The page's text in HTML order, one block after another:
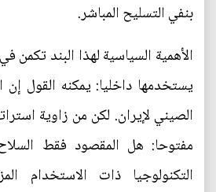
بنفي التسليح المباشر.
الأهمية السياسية لهذا البند تكمن
يستخدمها داخليا: يمكنه القول
الصيني لإيران. لكن من زاوية
مفتوحا: هل المقصود فقط
التكنولوجيا ذات الاستخدام